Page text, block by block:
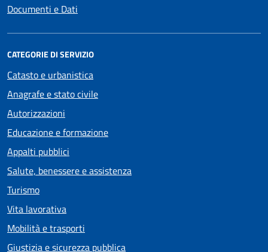
Documenti e Dati
CATEGORIE DI SERVIZIO
Catasto e urbanistica
Anagrafe e stato civile
Autorizzazioni
Educazione e formazione
Appalti pubblici
Salute, benessere e assistenza
Turismo
Vita lavorativa
Mobilità e trasporti
Giustizia e sicurezza pubblica